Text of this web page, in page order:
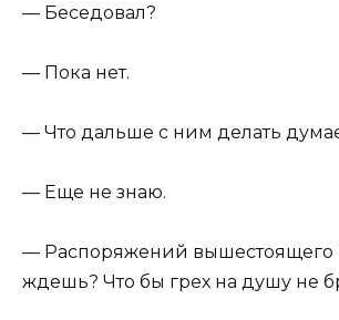
— Беседовал?
— Пока нет.
— Что дальше с ним делать
— Еще не знаю.
— Распоряжений вышестоящего
ждешь? Что бы грех на душу не